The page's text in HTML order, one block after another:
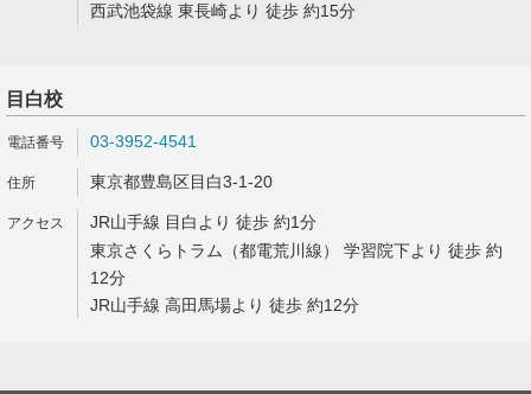
西武池袋線 東長崎より 徒歩 約15分
目白校
03-3952-4541
東京都豊島区目白3-1-20
JR山手線 目白より 徒歩 約1分
東京さくらトラム（都電荒川線） 学習院下より 徒歩 約
12分
JR山手線 高田馬場より 徒歩 約12分